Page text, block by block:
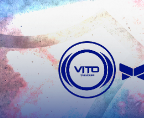
Ir
al
contenido